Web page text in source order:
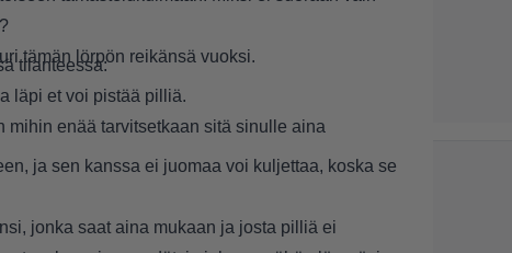
tämän lörpön reikänsä vuoksi.
tilanteessa:
läpi et voi pistää pilliä.
mihin enää tarvitsetkaan sitä sinulle aina
ja sen kanssa ei juomaa voi kuljettaa, koska se
jonka saat aina mukaan ja josta pilliä ei